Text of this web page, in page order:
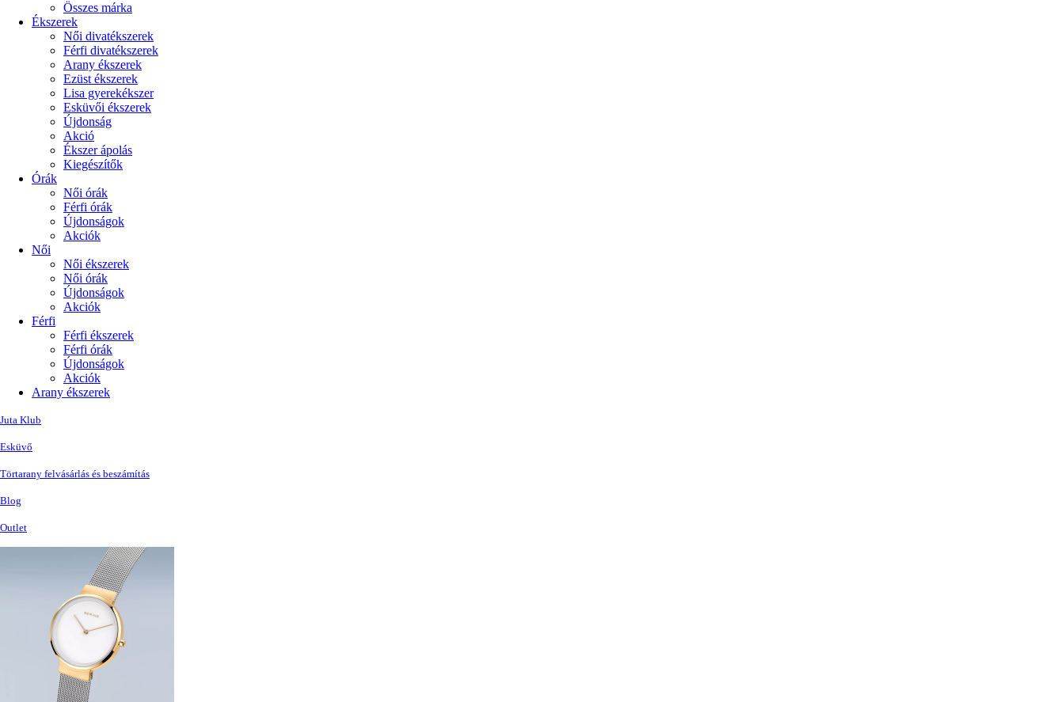
Összes márka
Ékszerek
Női divatékszerek
Férfi divatékszerek
Arany ékszerek
Ezüst ékszerek
Lisa gyerekékszer
Esküvői ékszerek
Újdonság
Akció
Ékszer ápolás
Kiegészítők
Órák
Női órák
Férfi órák
Újdonságok
Akciók
Női
Női ékszerek
Női órák
Újdonságok
Akciók
Férfi
Férfi ékszerek
Férfi órák
Újdonságok
Akciók
Arany ékszerek
Juta Klub
Esküvő
Törtarany felvásárlás és beszámítás
Blog
Outlet